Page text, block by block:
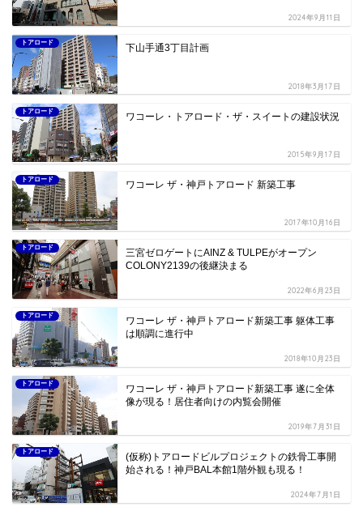
2024年9月11日
トアロード 下山手通3丁目計画
2018年3月17日
トアロード ワコーレ・トアロード・ザ・スイートの建設状況
2015年9月17日
トアロード ワコーレ ザ・神戸トアロード 新築工事
2017年10月16日
トアロード
三宮ゼロゲートにAINZ & TULPEがオープン
COLONY2139の後継決まる
2022年6月23日
トアロード
ワコーレ ザ・神戸トアロード新築工事 躯体工事
は順調に進行中
2018年10月23日
トアロード
ワコーレ ザ・神戸トアロード新築工事 遂に全体
像が現る！居住者向けの内覧会開催
2019年7月31日
トアロード
(仮称)トアロードビルプロジェクトの鉄骨工事開
始される！神戸BAL本館1階外観も現る！
2024年7月1日